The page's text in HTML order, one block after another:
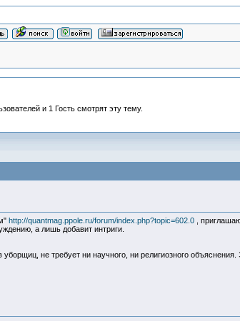
и 1 Гость смотрят эту тему.
http://quantmag.ppole.ru/forum/index.php?topic=602.0,
а лишь добавит интриги.
не требует ни научного, ни религиозного